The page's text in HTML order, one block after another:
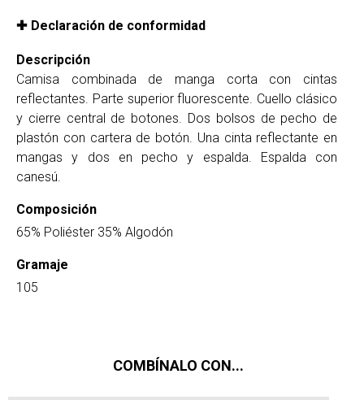
Declaración de conformidad
Descripción
Camisa combinada de manga corta con cintas
reflectantes. Parte superior fluorescente. Cuello clásico
y cierre central de botones. Dos bolsos de pecho de
plastón con cartera de botón. Una cinta reflectante en
mangas y dos en pecho y espalda. Espalda con
canesú.
Composición
65% Poliéster 35% Algodón
Gramaje
105
COMBÍNALO CON...